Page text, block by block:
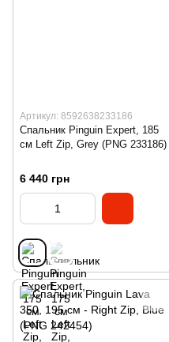
Артикул: 8592638233186
Спальник Pinguin Expert, 185
см Left Zip, Grey (PNG 233186)
6 440 грн